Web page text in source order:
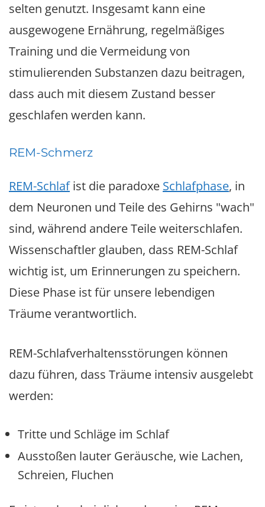
selten genutzt. Insgesamt kann eine
ausgewogene Ernährung, regelmäßiges
Training und die Vermeidung von
stimulierenden Substanzen dazu beitragen,
dass auch mit diesem Zustand besser
geschlafen werden kann.
REM-Schmerz
REM-Schlafist die paradoxe Schlafphase, in
dem Neuronen und Teile des Gehirns "wach"
sind, während andere Teile weiterschlafen.
Wissenschaftler glauben, dass REM-Schlaf
wichtig ist, um Erinnerungen zu speichern.
Diese Phase ist für unsere lebendigen
Träume verantwortlich.
REM-Schlafverhaltensstörungen können
dazu führen, dass Träume intensiv ausgelebt
werden:
Tritte und Schläge im Schlaf
Ausstoßen lauter Geräusche, wie Lachen,
Schreien, Fluchen